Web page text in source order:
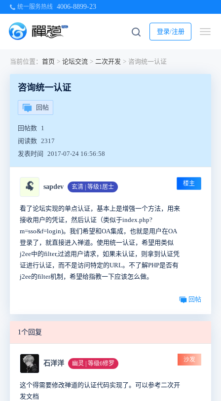
统一服务热线 4006-8899-23
登录/注册
当前位置： 首页 > 论坛交流 > 二次开发 > 咨询统一认证
咨询统一认证
回帖
回帖数 1
阅读数 2317
发表时间
2017-07-24 16:56:58
🐏 sapdev 玄清 | 等级1居士 楼主
看了论坛实现的单点认证，基本上是增强一个方法，用来
接收用户的凭证，然后认证（类似于index.php?
m=sso&f=login)。我们希望和OA集成，也就是用户在OA
登录了，就直接进入禅道。使用统一认证，希望用类似
j2ee中的filter,过滤用户请求，如果未认证，则拿到认证凭
证进行认证，而不是访问特定的URL。不了解PHP是否有
j2ee的filter机制，希望给指教一下应该怎么做。
回帖
1个回复
石洋洋 幽灵 | 等级6修罗
沙发
这个得需要修改禅道的认证代码实现了。可以参考二次开
发文档